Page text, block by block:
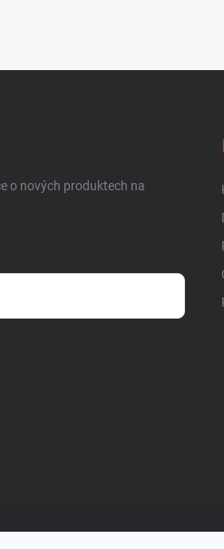
o nových produktech na